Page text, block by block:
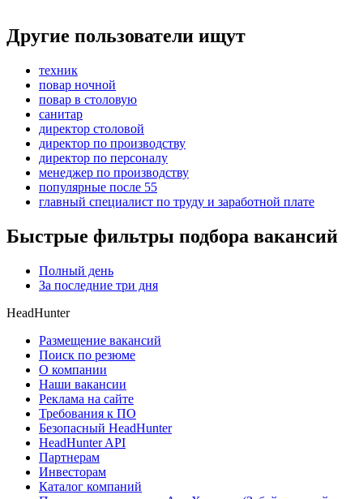
Другие пользователи ищут
техник
повар ночной
повар в столовую
санитар
директор столовой
директор по производству
директор по персоналу
менеджер по производству
популярные после 55
главный специалист по труду и заработной плате
Быстрые фильтры подбора вакансий
Полный день
За последние три дня
HeadHunter
Размещение вакансий
Поиск по резюме
О компании
Наши вакансии
Реклама на сайте
Требования к ПО
Безопасный HeadHunter
HeadHunter API
Партнерам
Инвесторам
Каталог компаний